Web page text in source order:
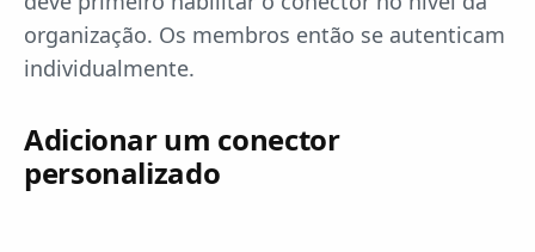
organização. Os membros então se autenticam
individualmente.
Adicionar um conector
personalizado